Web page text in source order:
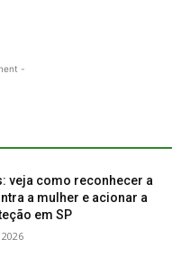
-
veja como reconhecer a
a mulher e acionar a
em SP